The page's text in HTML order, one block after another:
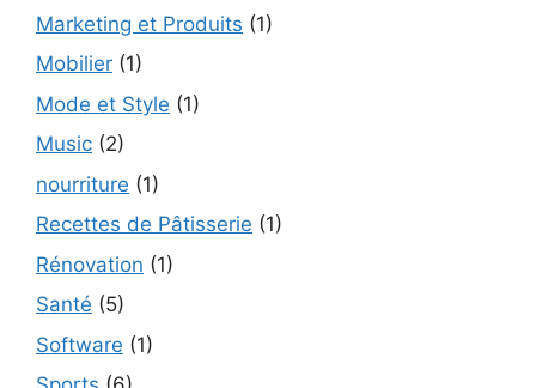
Marketing et Produits (1)
Mobilier (1)
Mode et Style (1)
Music (2)
nourriture (1)
Recettes de Pâtisserie (1)
Rénovation (1)
Santé (5)
Software (1)